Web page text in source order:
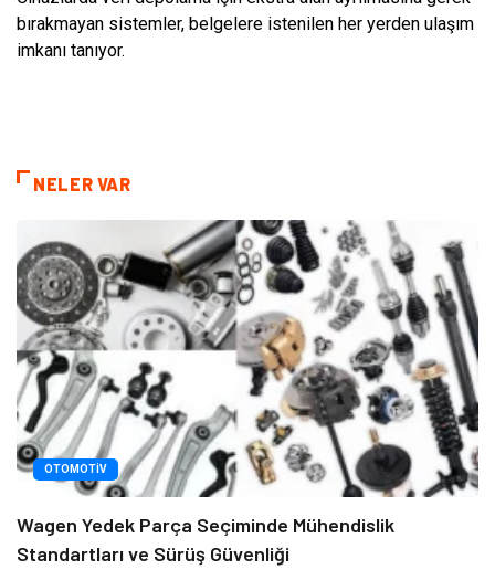
bırakmayan sistemler, belgelere istenilen her yerden ulaşım
imkanı tanıyor.
NELER VAR
OTOMOTIV
Wagen Yedek Parça Seçiminde Mühendislik
Standartları ve Sürüş Güvenliği